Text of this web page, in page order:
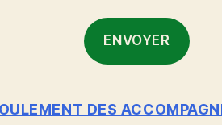
ENVOYER
DES